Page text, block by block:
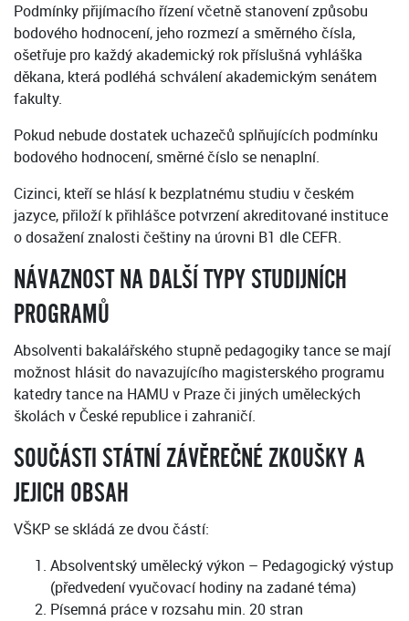
Podmínky přijímacího řízení včetně stanovení způsobu
bodového hodnocení, jeho rozmezí a směrného čísla,
ošetřuje pro každý akademický rok příslušná vyhláška
děkana, která podléhá schválení akademickým senátem
fakulty.
Pokud nebude dostatek uchazečů splňujících podmínku
bodového hodnocení, směrné číslo se nenaplní.
Cizinci, kteří se hlásí k bezplatnému studiu v českém
jazyce, přiloží k přihlášce potvrzení akreditované instituce
o dosažení znalosti češtiny na úrovni B1 dle CEFR.
NÁVAZNOST NA DALŠÍ TYPY STUDIJNÍCH
PROGRAMŮ
Absolventi bakalářského stupně pedagogiky tance se mají
možnost hlásit do navazujícího magisterského programu
katedry tance na HAMU v Praze či jiných uměleckých
školách v České republice i zahraničí.
SOUČÁSTI STÁTNÍ ZÁVĚREČNÉ ZKOUŠKY A
JEJICH OBSAH
VŠKP se skládá ze dvou částí:
Absolventský umělecký výkon – Pedagogický výstup
(předvedení vyučovací hodiny na zadané téma)
Písemná práce v rozsahu min. 20 stran